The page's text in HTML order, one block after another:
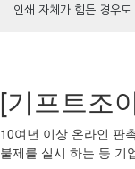
인쇄 자체가 힘든 경우
[기프트조
10여년 이상 온라인 판
불제를 실시 하는 등 기